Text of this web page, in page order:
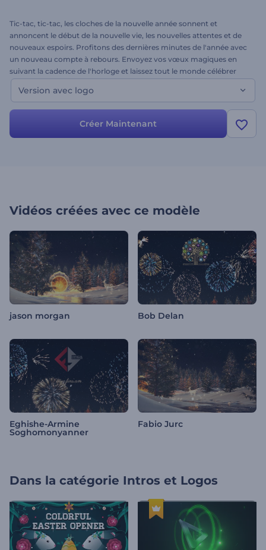
Tic-tac, tic-tac, les cloches de la nouvelle année sonnent et
annoncent le début de la nouvelle vie, les nouvelles attentes et de
nouveaux espoirs. Profitons des dernières minutes de l'année avec
un nouveau compte à rebours. Envoyez vos vœux magiques en
suivant la cadence de l'horloge et laissez tout le monde célébrer
cette fête fascinante avec vous. Utilisez ce modèle pour créer une
parfaite promotion du Nouvel An, un teaser impressionnant, une
Version avec logo
Créer Maintenant
Vidéos créées avec ce modèle
jason morgan Bob Delan
Eghishe-Armine
Soghomonyanner
Fabio Jurc
Dans la catégorie Intros et Logos